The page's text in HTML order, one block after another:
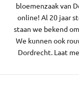
bloemenzaak van
online! Al 20 jaar
staan we bekend
We kunnen ook
Dordrecht. Laat